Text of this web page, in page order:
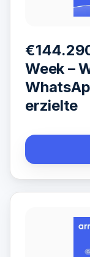
Week –
erzielte